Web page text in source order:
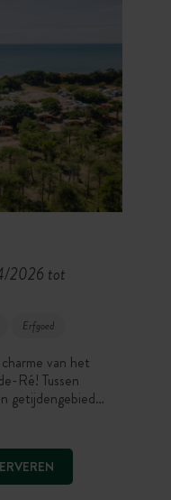
2026 tot
Erfgoed
van het
Ré! Tussen
getijdengebied
en
op u voor